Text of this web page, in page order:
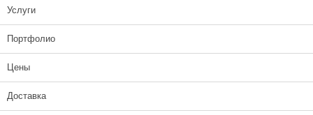
Услуги
Портфолио
Цены
Доставка